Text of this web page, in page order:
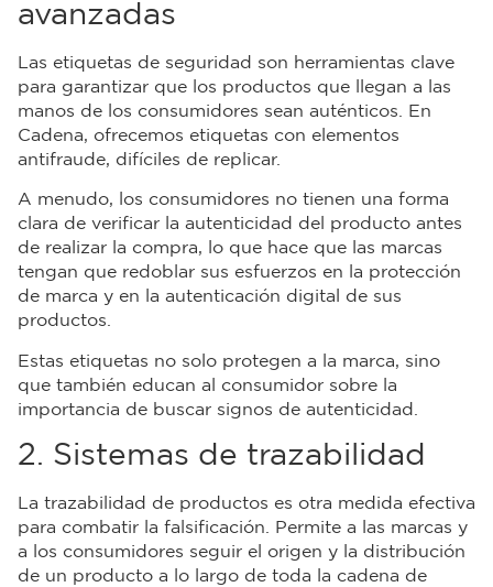
avanzadas
Las etiquetas de seguridad son herramientas clave
para garantizar que los productos que llegan a las
manos de los consumidores sean auténticos. En
Cadena, ofrecemos etiquetas con elementos
antifraude, difíciles de replicar.
A menudo, los consumidores no tienen una forma
clara de verificar la autenticidad del producto antes
de realizar la compra, lo que hace que las marcas
tengan que redoblar sus esfuerzos en la protección
de marca y en la autenticación digital de sus
productos.
Estas etiquetas no solo protegen a la marca, sino
que también educan al consumidor sobre la
importancia de buscar signos de autenticidad.
2. Sistemas de trazabilidad
La trazabilidad de productos es otra medida efectiva
para combatir la falsificación. Permite a las marcas y
a los consumidores seguir el origen y la distribución
de un producto a lo largo de toda la cadena de